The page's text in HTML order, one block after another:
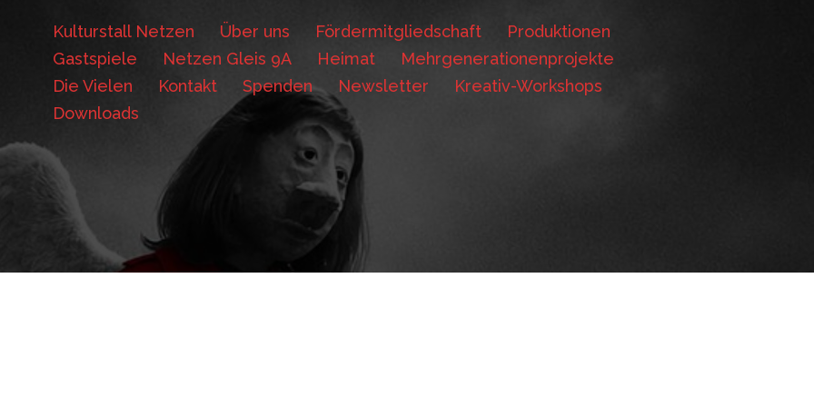
Kulturstall Netzen Über uns Fördermitgliedschaft
Produktionen
Gastspiele
Netzen Gleis 9A Heimat
Mehrgenerationenprojekte
Die Vielen
Kontakt Spenden Newsletter
Kreativ-Workshops
Downloads